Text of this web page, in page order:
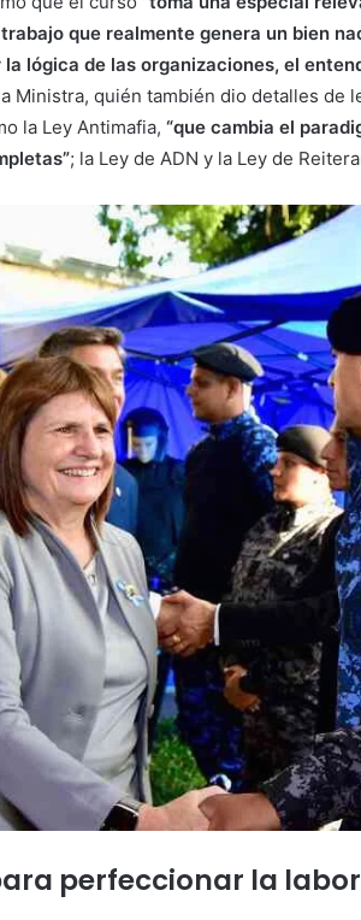
que realmente genera un bien
lógica de las organizaciones, el
Ministra, quién también dio detalles de
la Ley Antimafia, “que cambia el
; la Ley de ADN y la Ley de
perfeccionar la labor